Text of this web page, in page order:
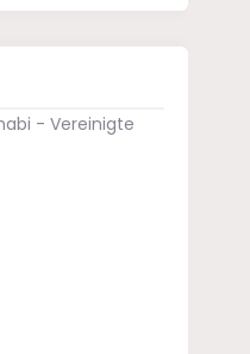
- Vereinigte